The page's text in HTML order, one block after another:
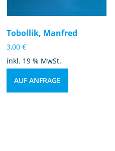
Tobollik, Manfred
3,00€
inkl. 19 % MwSt.
AUF ANFRAGE